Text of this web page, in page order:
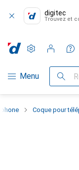
digitec
Trouvez et
Navigation par
Menu
Paramètres
Compte client
Listes de
Listes d'envies
Panier
Coque pour